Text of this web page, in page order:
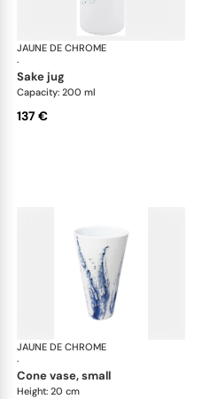
JAUNE DE CHROME
·
sake jug
Capacity: 200 ml
137 €
JAUNE DE CHROME
·
cone vase, small
Height: 20 cm